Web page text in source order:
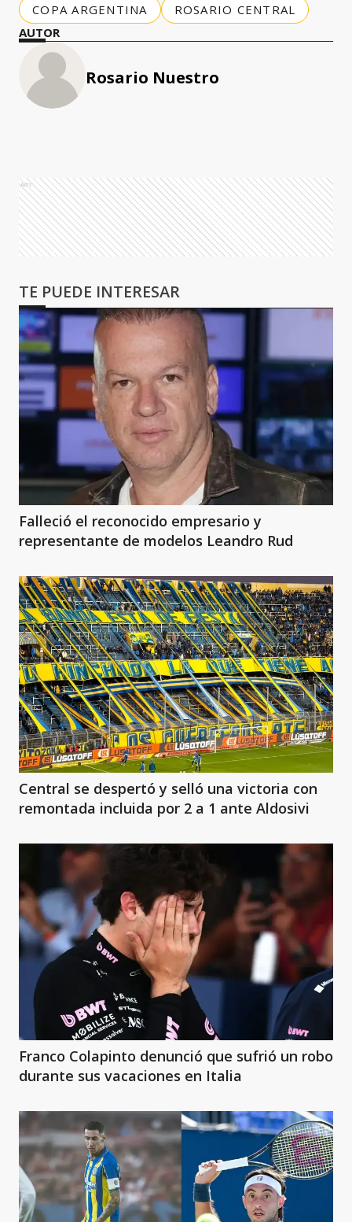
COPA ARGENTINA
ROSARIO CENTRAL
AUTOR
Rosario Nuestro
Ads
TE PUEDE INTERESAR
Falleció el reconocido empresario y
representante de modelos Leandro Rud
Central se despertó y selló una victoria con
remontada incluida por 2 a 1 ante Aldosivi
Franco Colapinto denunció que sufrió un robo
durante sus vacaciones en Italia